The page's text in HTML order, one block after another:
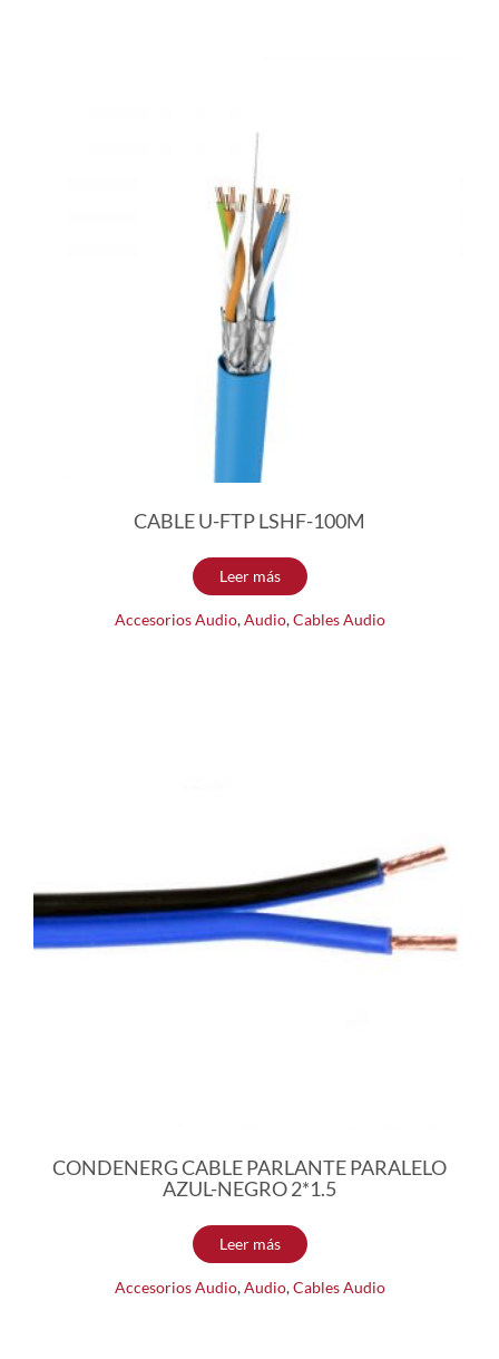
CABLE U-FTP LSHF-100M
Leer más
Accesorios Audio,Audio,Cables Audio
CONDENERG CABLE PARLANTE PARALELO
AZUL-NEGRO 2*1.5
Leer más
Accesorios Audio,Audio,Cables Audio